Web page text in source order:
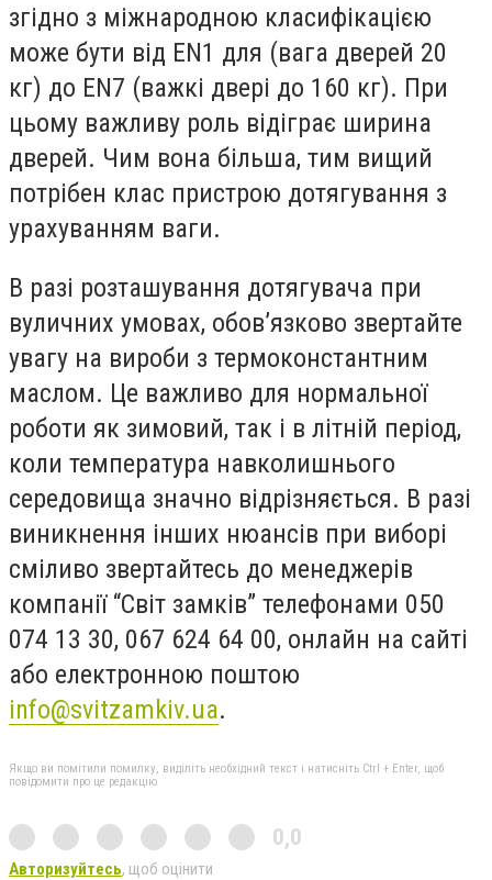
згідно з міжнародною класифікацією
може бути від EN1 для (вага дверей 20
кг) до EN7 (важкі двері до 160 кг). При
цьому важливу роль відіграє ширина
дверей. Чим вона більша, тим вищий
потрібен клас пристрою дотягування з
урахуванням ваги.
В разі розташування дотягувача при
вуличних умовах, обов’язково звертайте
увагу на вироби з термоконстантним
маслом. Це важливо для нормальної
роботи як зимовий, так і в літній період,
коли температура навколишнього
середовища значно відрізняється. В разі
виникнення інших нюансів при виборі
сміливо звертайтесь до менеджерів
компанії “Світ замків” телефонами 050
074 13 30, 067 624 64 00, онлайн на сайті
або електронною поштою
info@svitzamkiv.ua.
Якщо ви помітили помилку, виділіть необхідний текст і натисніть Ctrl + Enter, щоб
повідомити про це редакцію
0,0
Авторизуйтесь, щоб оцінити